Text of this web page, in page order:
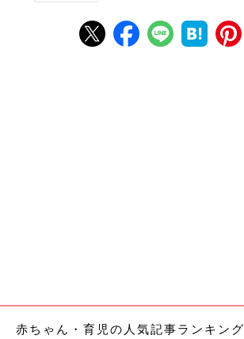
赤ちゃん・育児の人気記事ランキング